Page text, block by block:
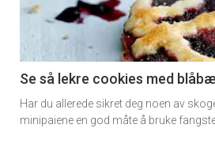
-
section
11
Ukens
Se så lekre cookies med
Har du allerede sikret deg noen av
minipaiene en god måte å bruke